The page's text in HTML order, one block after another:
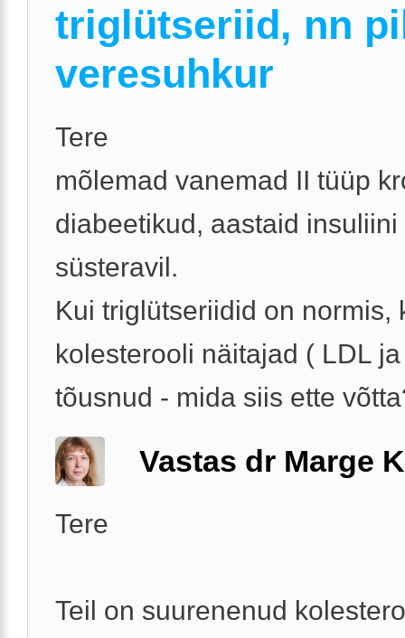
triglütseriid, nn
veresuhkur
Tere
mõlemad vanemad II tüüp
diabeetikud, aastaid insuliini
süsteravil.
Kui triglütseriidid on normis,
kolesterooli näitajad ( LDL
tõusnud - mida siis ette
Vastas dr Marge
Tere
Teil on suurenenud